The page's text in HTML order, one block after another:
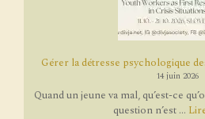
Gérer la détresse psychologique
14 juin 2026
Quand un jeune va mal, qu’est-ce
question n’est ...